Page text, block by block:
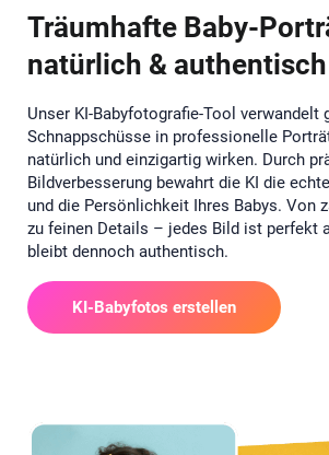
Träumhafte Baby-
natürlich & authentisch
Unser KI-Babyfotografie-Tool verwandelt
Schnappschüsse in professionelle
natürlich und einzigartig wirken. Durch
Bildverbesserung bewahrt die KI die
und die Persönlichkeit Ihres Babys. Von
zu feinen Details – jedes Bild ist perfekt
bleibt dennoch authentisch.
KI-Babyfotos erstellen